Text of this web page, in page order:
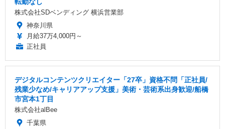
転勤なし
株式会社SDベンディング 横浜営業部
神奈川県
月給37万4,000円～
正社員
デジタルコンテンツクリエイター「27卒」資格不問「正社員/
残業少なめ/キャリアアップ支援」美術・芸術系出身歓迎/船橋
市宮本1丁目
株式会社alBee
千葉県